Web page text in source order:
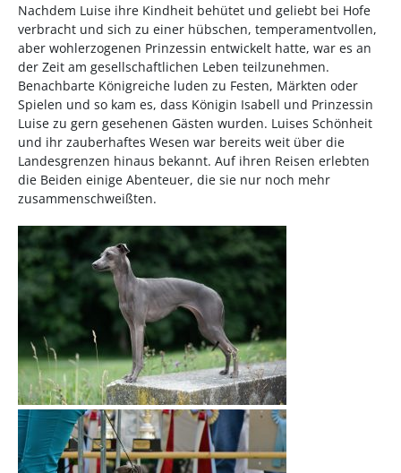
Nachdem Luise ihre Kindheit behütet und geliebt bei Hofe
verbracht und sich zu einer hübschen, temperamentvollen,
aber wohlerzogenen Prinzessin entwickelt hatte, war es an
der Zeit am gesellschaftlichen Leben teilzunehmen.
Benachbarte Königreiche luden zu Festen, Märkten oder
Spielen und so kam es, dass Königin Isabell und Prinzessin
Luise zu gern gesehenen Gästen wurden. Luises Schönheit
und ihr zauberhaftes Wesen war bereits weit über die
Landesgrenzen hinaus bekannt. Auf ihren Reisen erlebten
die Beiden einige Abenteuer, die sie nur noch mehr
zusammenschweißten.